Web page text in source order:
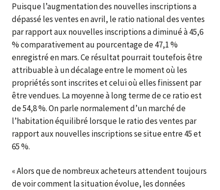
Puisque l’augmentation des nouvelles inscriptions a
dépassé les ventes en avril, le ratio national des ventes
par rapport aux nouvelles inscriptions a diminué à 45,6
% comparativement au pourcentage de 47,1 %
enregistré en mars. Ce résultat pourrait toutefois être
attribuable à un décalage entre le moment où les
propriétés sont inscrites et celui où elles finissent par
être vendues. La moyenne à long terme de ce ratio est
de 54,8 %. On parle normalement d’un marché de
l’habitation équilibré lorsque le ratio des ventes par
rapport aux nouvelles inscriptions se situe entre 45 et
65 %.
« Alors que de nombreux acheteurs attendent toujours
de voir comment la situation évolue, les données